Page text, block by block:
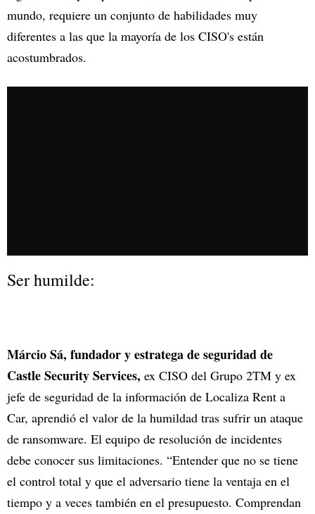
mundo, requiere un conjunto de habilidades muy
diferentes a las que la mayoría de los CISO's están
acostumbrados.
Ser humilde:
Márcio Sá, fundador y estratega de seguridad de
Castle Security Services, ex CISO del Grupo 2TM y ex
jefe de seguridad de la información de Localiza Rent a
Car, aprendió el valor de la humildad tras sufrir un ataque
de ransomware. El equipo de resolución de incidentes
debe conocer sus limitaciones. “Entender que no se tiene
el control total y que el adversario tiene la ventaja en el
tiempo y a veces también en el presupuesto. Comprendan